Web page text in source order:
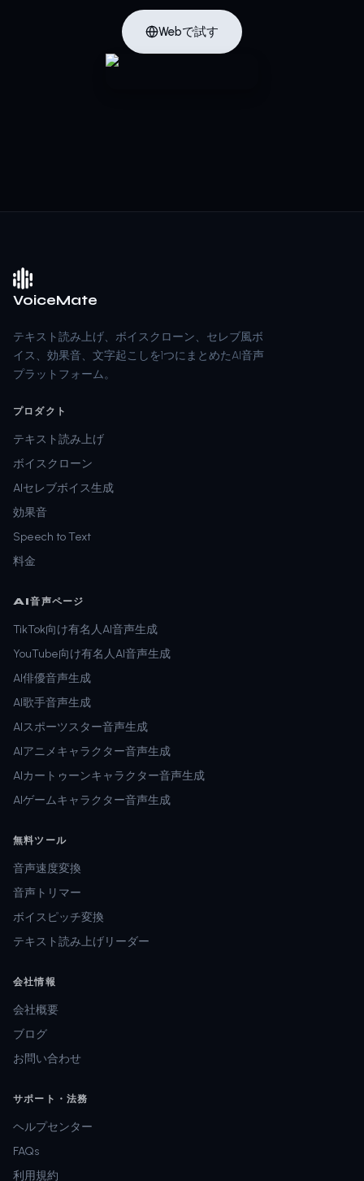
Webで試す
VoiceMate
テキスト読み上げ、ボイスクローン、セレブ風ボ
イス、効果音、文字起こしを1つにまとめたAI音声
プラットフォーム。
プロダクト
テキスト読み上げ
ボイスクローン
AIセレブボイス生成
効果音
Speech to Text
料金
AI音声ページ
TikTok向け有名人AI音声生成
YouTube向け有名人AI音声生成
AI俳優音声生成
AI歌手音声生成
AIスポーツスター音声生成
AIアニメキャラクター音声生成
AIカートゥーンキャラクター音声生成
AIゲームキャラクター音声生成
無料ツール
音声速度変換
音声トリマー
ボイスピッチ変換
テキスト読み上げリーダー
会社情報
会社概要
ブログ
お問い合わせ
サポート・法務
ヘルプセンター
FAQs
利用規約